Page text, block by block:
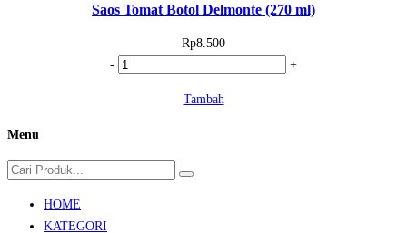
Saos Tomat Botol Delmonte (270 ml)
Rp8.500
- Kuantitas
+
Tambah
Menu
HOME
KATEGORI